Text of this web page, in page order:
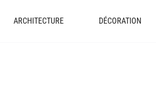
ARCHITECTURE DÉCORATION